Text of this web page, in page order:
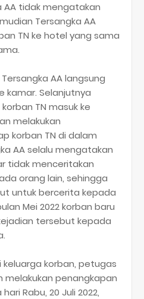
tidak mengatakan
Tersangka AA
TN ke hotel yang sama
AA langsung
kamar. Selanjutnya
TN masuk ke
melakukan
korban TN di dalam
AA selalu mengatakan
tidak menceritakan
orang lain, sehingga
untuk bercerita kepada
Mei 2022 korban baru
tersebut kepada
korban, petugas
melakukan penangkapan
Rabu, 20 Juli 2022,